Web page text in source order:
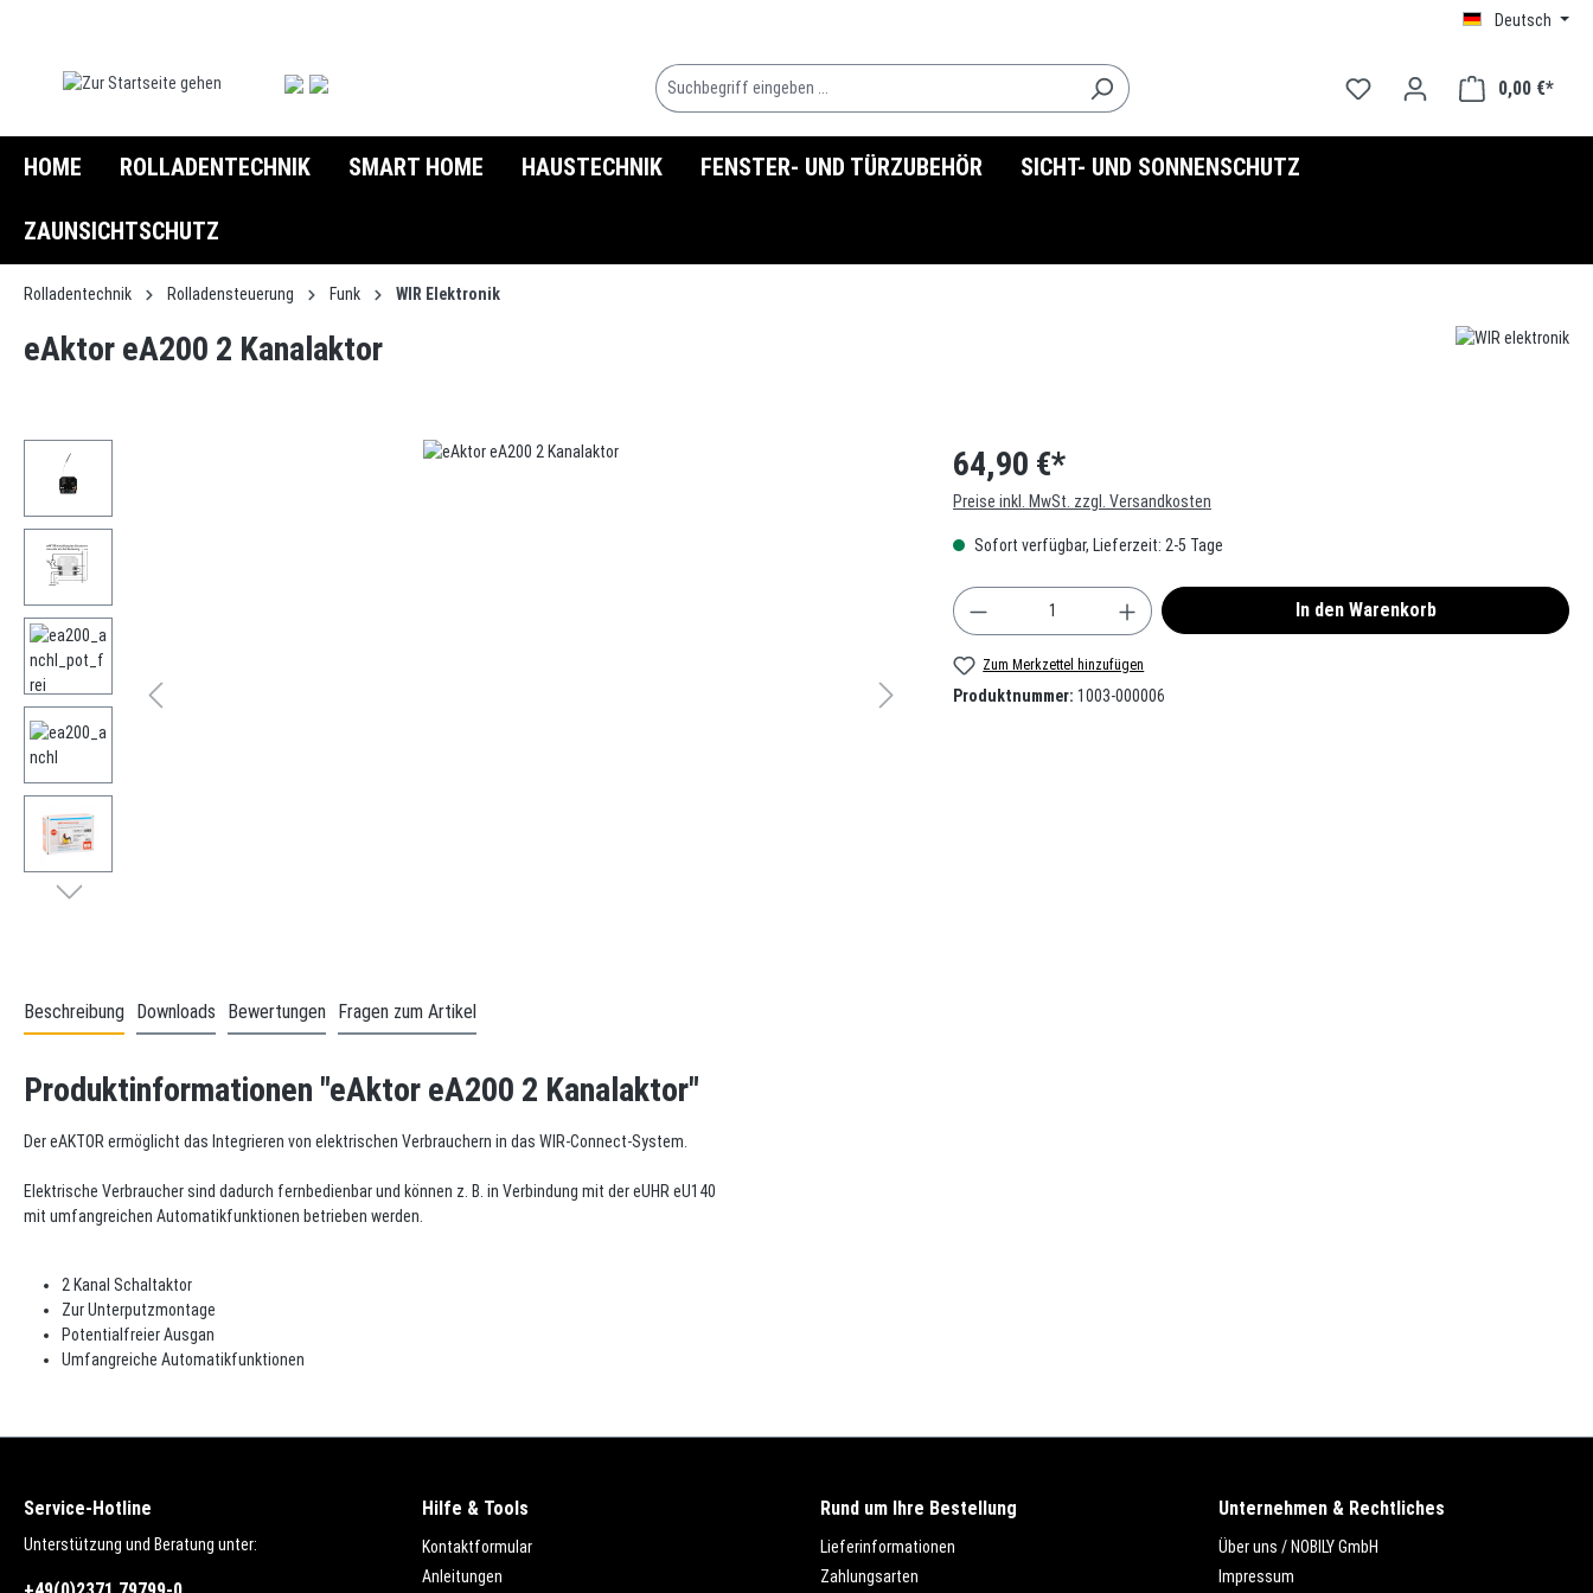
Deutsch
0,00 €*
HOME ROLLADENTECHNIK SMART HOME HAUSTECHNIK FENSTER- UND TÜRZUBEHÖR SICHT- UND SONNENSCHUTZ
ZAUNSICHTSCHUTZ
Rolladentechnik Rolladensteuerung Funk WIR Elektronik
eAktor eA200 2 Kanalaktor
Bildergalerie überspringen 64,90 €*
Preise inkl. MwSt. zzgl. Versandkosten
Sofort verfügbar, Lieferzeit: 2-5 Tage
Produkt Anzahl: Gib den gewünschten Wert ein oder
In den Warenkorb
Zum Merkzettel hinzufügen
Produktnummer: 1003-000006
Beschreibung Downloads Bewertungen Fragen zum Artikel
Produktinformationen "eAktor eA200 2 Kanalaktor"
Der eAKTOR ermöglicht das Integrieren von elektrischen Verbrauchern in das WIR-Connect-System.
Elektrische Verbraucher sind dadurch fernbedienbar und können z. B. in Verbindung mit der eUHR eU140
mit umfangreichen Automatikfunktionen betrieben werden.
2 Kanal Schaltaktor
Zur Unterputzmontage
Potentialfreier Ausgan
Umfangreiche Automatikfunktionen
Service-Hotline
Unterstützung und Beratung unter:
Hilfe & Tools
Kontaktformular
Anleitungen
Rund um Ihre Bestellung
Lieferinformationen
Zahlungsarten
Unternehmen & Rechtliches
Über uns / NOBILY GmbH
Impressum